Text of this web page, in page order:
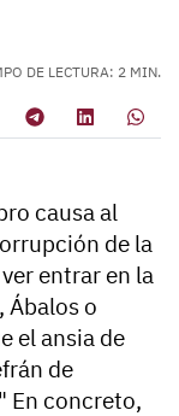
DE LECTURA: 2 MIN.
causa al
de la
entrar en la
Ábalos o
el ansia de
de
En concreto,